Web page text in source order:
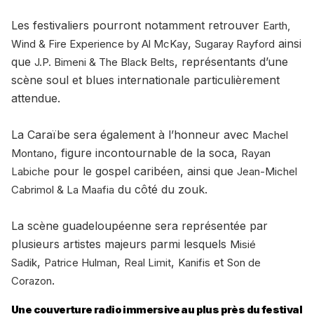
Les festivaliers pourront notamment retrouver Earth,
Wind & Fire Experience by Al McKay, Sugaray Rayford ainsi
que J.P. Bimeni & The Black Belts, représentants d’une
scène soul et blues internationale particulièrement
attendue.
La Caraïbe sera également à l’honneur avec Machel
Montano, figure incontournable de la soca, Rayan
Labiche pour le gospel caribéen, ainsi que Jean-Michel
Cabrimol & La Maafia du côté du zouk.
La scène guadeloupéenne sera représentée par
plusieurs artistes majeurs parmi lesquels Misié
Sadik, Patrice Hulman, Real Limit, Kanifis et Son de
Corazon.
Une couverture radio immersive au plus près du festival